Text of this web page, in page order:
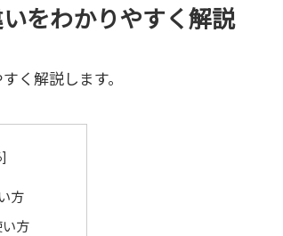
をわかりやすく解説
く解説します。
方
方